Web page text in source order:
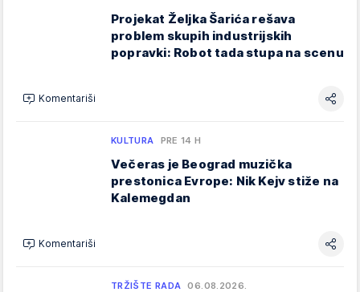
Projekat Željka Šarića rešava
problem skupih industrijskih
popravki: Robot tada stupa na scenu
Komentariši
KULTURA PRE 14 H
Večeras je Beograd muzička
prestonica Evrope: Nik Kejv stiže na
Kalemegdan
Komentariši
TRŽIŠTE RADA 06.08.2026.